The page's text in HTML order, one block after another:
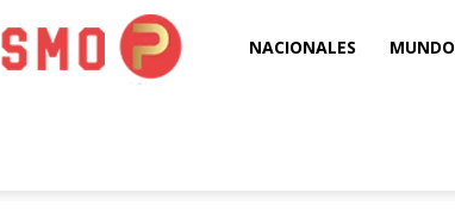
Puro NACIONALES MUNDO